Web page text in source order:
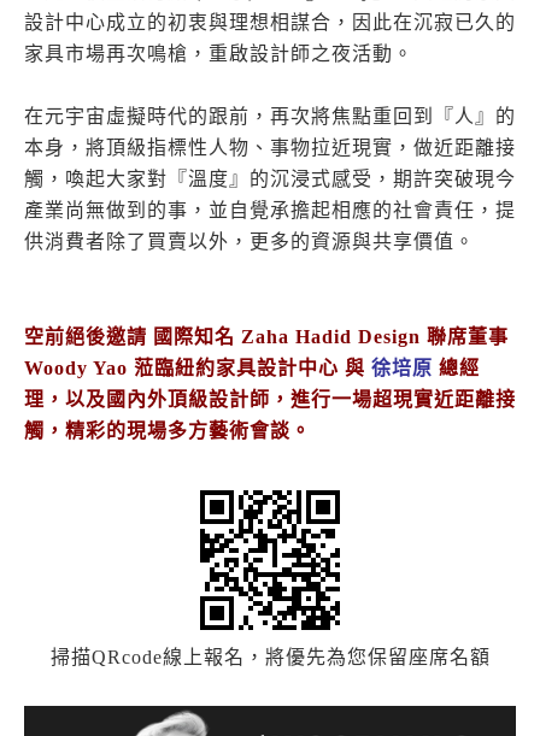
設計中心成立的初衷與理想相謀合，因此在沉寂已久的
家具市場再次鳴槍，重啟設計師之夜活動。
在元宇宙虛擬時代的跟前，再次將焦點重回到『人』的
本身，將頂級指標性人物、事物拉近現實，做近距離接
觸，喚起大家對『溫度』的沉浸式感受，期許突破現今
產業尚無做到的事，並自覺承擔起相應的社會責任，提
供消費者除了買賣以外，更多的資源與共享價值。
空前絕後邀請 國際知名 Zaha Hadid Design 聯席董事
Woody Yao 蒞臨紐約家具設計中心 與 徐培原 總經
理，以及國內外頂級設計師，進行一場超現實近距離接
觸，精彩的現場多方藝術會談。
掃描QRcode線上報名，將優先為您保留座席名額